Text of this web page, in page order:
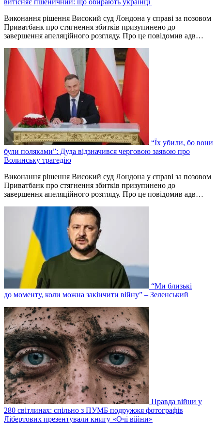
витісняє пшеничний: що обирають українці
Виконання рішення Високий суд Лондона у справі за позовом
Приватбанк про стягнення збитків призупинено до
завершення апеляційного розгляду. Про це повідомив адв…
“Їх убили, бо вони
були поляками”: Дуда відзначився черговою заявою про
Волинську трагедію
Виконання рішення Високий суд Лондона у справі за позовом
Приватбанк про стягнення збитків призупинено до
завершення апеляційного розгляду. Про це повідомив адв…
“Ми близькі
до моменту, коли можна закінчити війну” – Зеленський
Правда війни у
280 світлинах: спільно з ПУМБ подружжя фотографів
Лібертових презентували книгу «Очі війни»